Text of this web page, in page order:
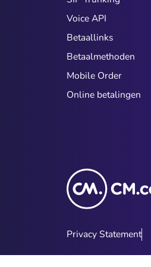
Voice API
Betaallinks
Betaalmethoden
Mobile Order
Online betalingen
Privacy Statement